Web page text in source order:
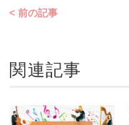
< 前の記事
関連記事